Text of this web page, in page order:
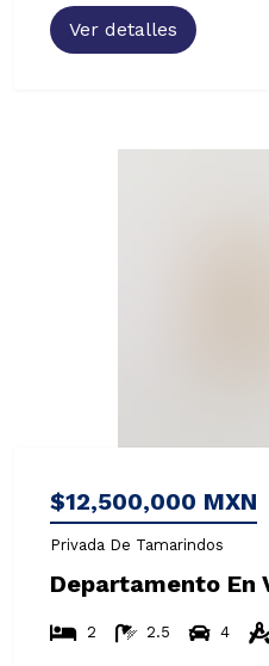
Ver detalles
$12,500,000 MXN
Privada De Tamarindos
2 2.5 4